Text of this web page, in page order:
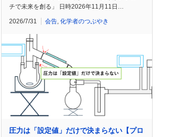
チで未来を創る」 日時2026年11月11日…
2026/7/31 会告, 化学者のつぶやき
圧力は「設定値」だけで決まらない【プロ